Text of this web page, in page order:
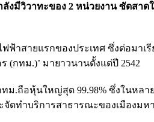
ลังมีวิวาทะของ 2 หน่วยงาน ซัดสาด
ฟฟ้าสายแรกของประเทศ ซึ่งต่อมาเ
(กทม.)’ มายาวนานตั้งแต่ปี 2542
.ถือหุ้นใหญ่สุด 99.98% ซึ่งในหลา
ดทำบริการสาธารณะของเมืองมห